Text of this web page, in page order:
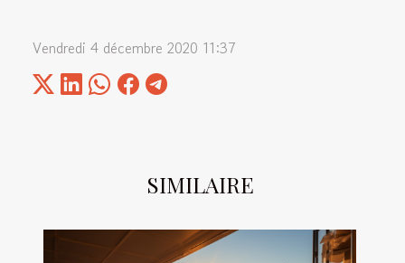
SIMILAIRE
Vendredi 4 décembre 2020 11:37